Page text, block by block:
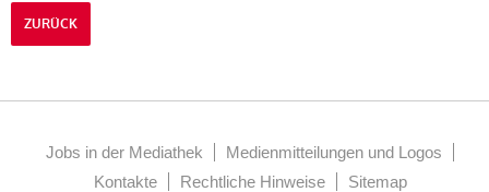
ZURÜCK
Jobs in der Mediathek
Medienmitteilungen und Logos
Kontakte
Rechtliche Hinweise Sitemap